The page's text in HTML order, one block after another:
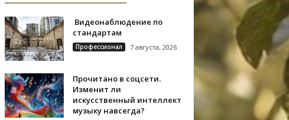
Видеонаблюдение по
стандартам
Профессионал 7 августа, 2026
Прочитано в соцсети.
Изменит ли
искусственный интеллект
музыку навсегда?